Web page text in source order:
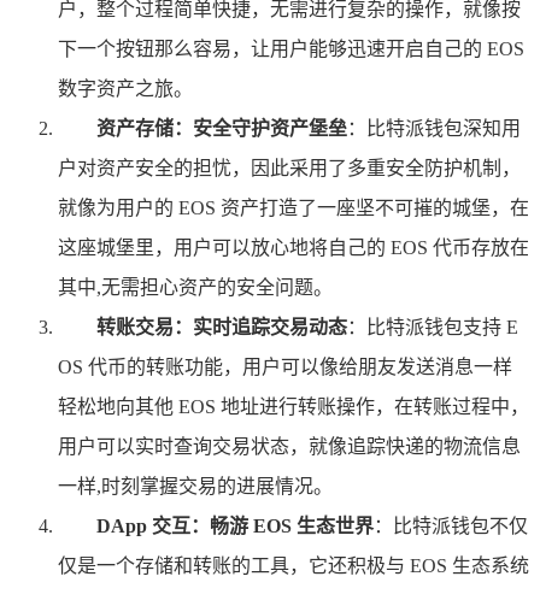
户，整个过程简单快捷，无需进行复杂的操作，就像按
下一个按钮那么容易，让用户能够迅速开启自己的 EOS
数字资产之旅。
资产存储：安全守护资产堡垒：比特派钱包深知用
户对资产安全的担忧，因此采用了多重安全防护机制，
就像为用户的 EOS 资产打造了一座坚不可摧的城堡，在
这座城堡里，用户可以放心地将自己的 EOS 代币存放在
其中,无需担心资产的安全问题。
转账交易：实时追踪交易动态：比特派钱包支持 E
OS 代币的转账功能，用户可以像给朋友发送消息一样
轻松地向其他 EOS 地址进行转账操作，在转账过程中，
用户可以实时查询交易状态，就像追踪快递的物流信息
一样,时刻掌握交易的进展情况。
DApp 交互：畅游 EOS 生态世界：比特派钱包不仅
仅是一个存储和转账的工具，它还积极与 EOS 生态系统